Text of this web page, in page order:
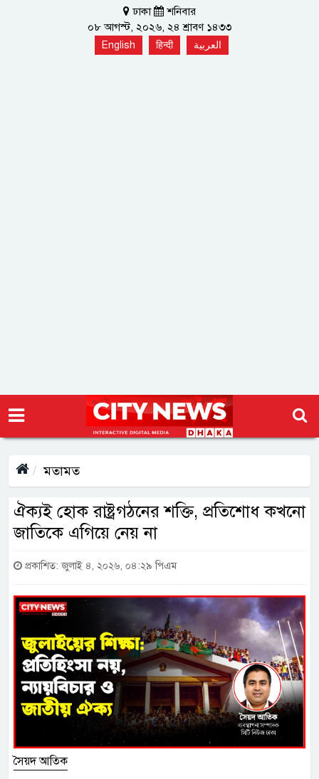
ঢাকা
শনিবার
০৮ আগস্ট, ২০২৬, ২৪ শ্রাবণ ১৪৩৩
English हिन्दी العربية
মতামত
ঐক্যই হোক রাষ্ট্রগঠনের শক্তি, প্রতিশোধ কখনো
জাতিকে এগিয়ে নেয় না
প্রকাশিত: জুলাই ৪, ২০২৬, ০৪:২৯ পিএম
সৈয়দ আতিক